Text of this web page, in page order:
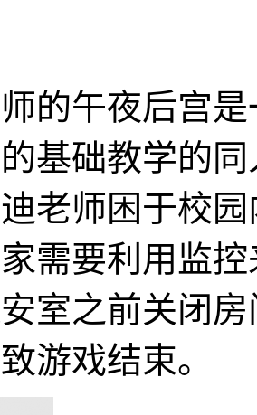
的午夜后宫
基础教学的
老师困于校
需要利用监
室之前关闭
游戏结束。